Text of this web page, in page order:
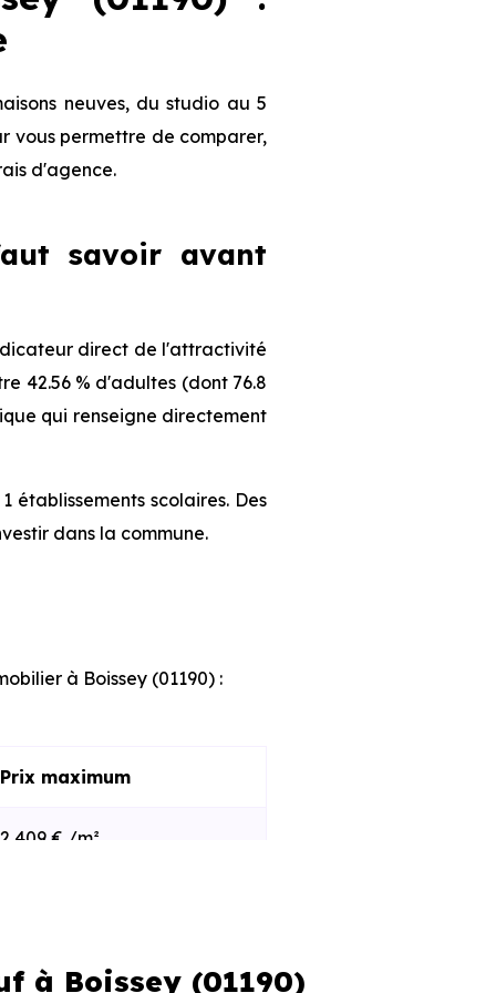
neuves, du studio au 5
vous permettre de comparer,
d'agence.
savoir avant
direct de l'attractivité
42.56 % d'adultes (dont 76.8
qui renseigne directement
établissements scolaires. Des
dans la commune.
à Boissey (01190) :
Prix maximum
2 409 € /m²
le stade d'avancement du
à Boissey (01190)